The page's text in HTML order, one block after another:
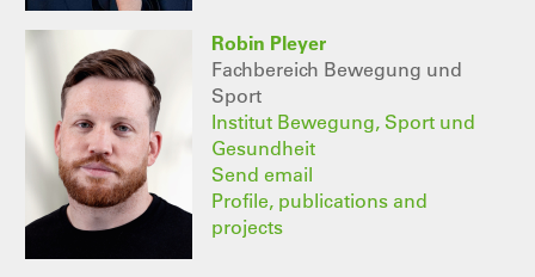
Robin Pleyer
Fachbereich Bewegung und
Sport
Institut Bewegung, Sport und
Gesundheit
Send email
Profile, publications and
projects